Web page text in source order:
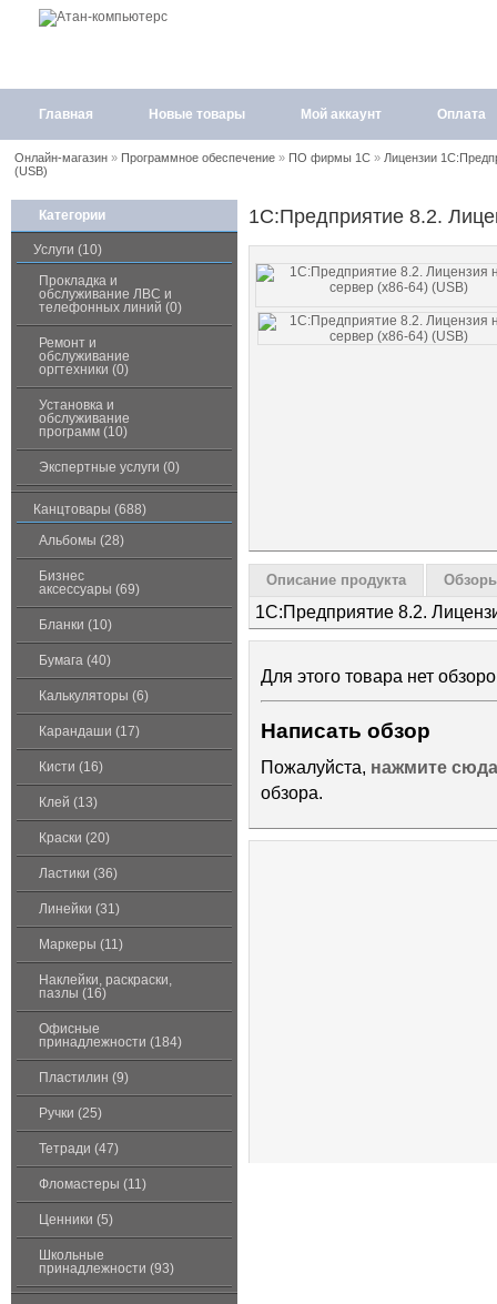
Главная Новые товары Мой аккаунт Оплата
Онлайн-магазин» Программное обеспечение» ПО фирмы 1С» Лицензии
(USB)
Категории
Услуги (10)
Прокладка и
обслуживание ЛВС и
телефонных линий (0)
Ремонт и
обслуживание
оргтехники (0)
Установка и
обслуживание
программ (10)
Экспертные услуги (0)
Канцтовары (688)
Альбомы (28)
Бизнес
аксессуары (69)
Бланки (10)
Бумага (40)
Калькуляторы (6)
Карандаши (17)
Кисти (16)
Клей (13)
Краски (20)
Ластики (36)
Линейки (31)
Маркеры (11)
Наклейки, раскраски,
пазлы (16)
Офисные
принадлежности (184)
Пластилин (9)
Ручки (25)
Тетради (47)
Фломастеры (11)
Ценники (5)
Школьные
принадлежности (93)
1С:Предприятие 8.2.
Описание продукта
1С:Предприятие 8.2.
Для этого товара нет
Написать обзор
Пожалуйста, нажмите сюда
обзора.